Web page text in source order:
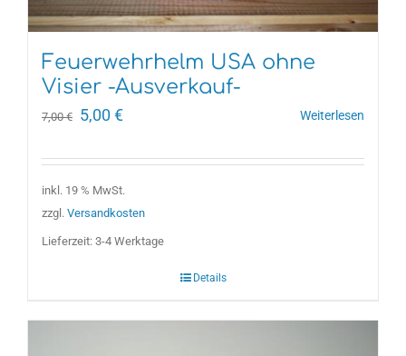
Feuerwehrhelm USA ohne
Visier -Ausverkauf-
7,00€ Ursprünglicher
war:
7,00 €
5,00 €Aktueller
ist:
Weiterlesen
inkl. 19 % MwSt.
zzgl. Versandkosten
Lieferzeit: 3-4 Werktage
Details